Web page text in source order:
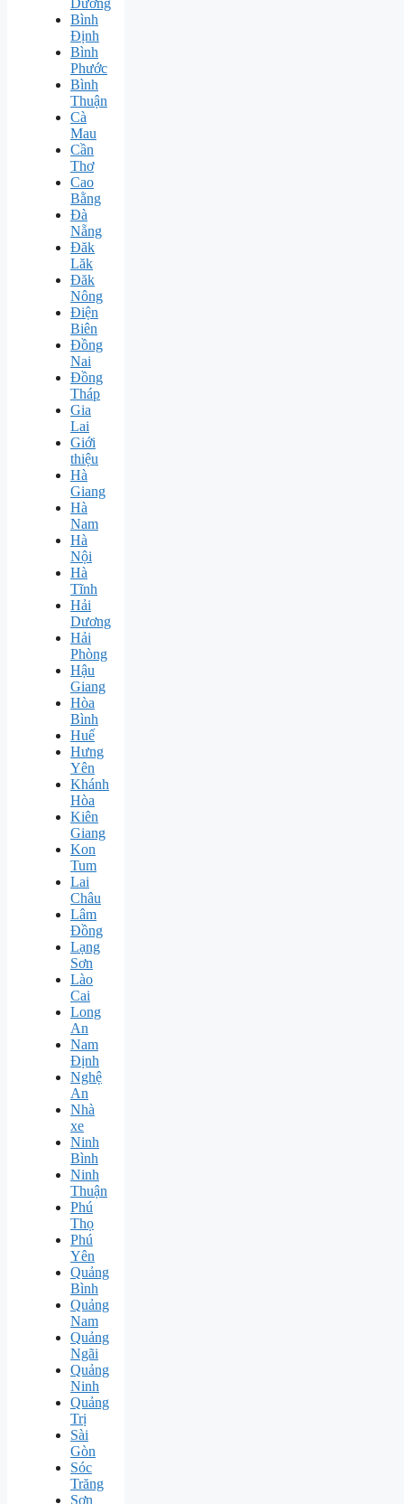
Dương
Bình
Định
Bình
Phước
Bình
Thuận
Cà
Mau
Cần
Thơ
Cao
Bằng
Đà
Nẵng
Đăk
Lăk
Đăk
Nông
Điện
Biên
Đồng
Nai
Đồng
Tháp
Gia
Lai
Giới
thiệu
Hà
Giang
Hà
Nam
Hà
Nội
Hà
Tĩnh
Hải
Dương
Hải
Phòng
Hậu
Giang
Hòa
Bình
Huế
Hưng
Yên
Khánh
Hòa
Kiên
Giang
Kon
Tum
Lai
Châu
Lâm
Đồng
Lạng
Sơn
Lào
Cai
Long
An
Nam
Định
Nghệ
An
Nhà
xe
Ninh
Bình
Ninh
Thuận
Phú
Thọ
Phú
Yên
Quảng
Bình
Quảng
Nam
Quảng
Ngãi
Quảng
Ninh
Quảng
Trị
Sài
Gòn
Sóc
Trăng
Sơn